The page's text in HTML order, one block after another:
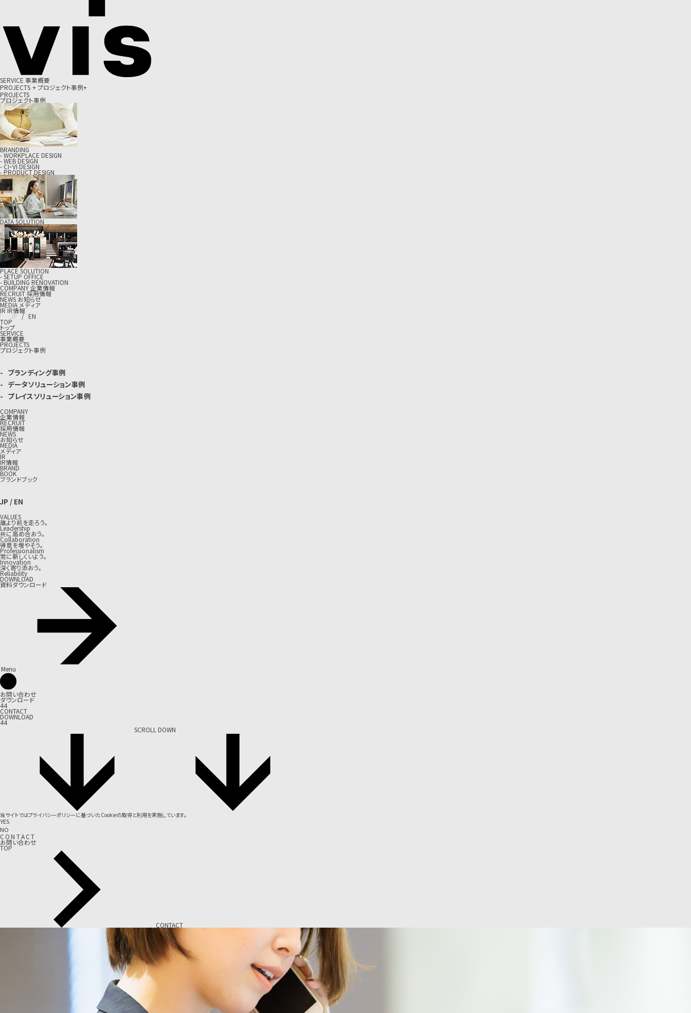
SERVICE 事業概要
PROJECTS +プロジェクト事例+
PROJECTS
プロジェクト事例
BRANDING
- WORKPLACE DESIGN
- WEB DESIGN
- CI・VI DESIGN
- PRODUCT DESIGN
DATA SOLUTION
PLACE SOLUTION
- SETUP OFFICE
- BUILDING RENOVATION
COMPANY企業情報
RECRUIT採用情報
NEWSお知らせ
MEDIAメディア
IRIR情報
JP / EN
TOP
トップ
SERVICE
事業概要
PROJECTS
プロジェクト事例
ブランディング事例
データソリューション事例
プレイスソリューション事例
COMPANY
企業情報
RECRUIT
採用情報
NEWS
お知らせ
MEDIA
メディア
IR
IR情報
BRAND
BOOK
ブランドブック
JP / EN
VALUES
誰より前を走ろう。
Leadership
共に高め合おう。
Collaboration
得意を増やそう。
Professionalism
常に新しくいよう。
Innovation
深く寄り添おう。
Reliability
DOWNLOAD
資料ダウンロード
Menu
お問い合わせ
ダウンロード
44
CONTACT
DOWNLOAD
44
SCROLL DOWN
当サイトではプライバシーポリシーに基づいたCookieの取得と利用を実施しています。
YES
NO
C ON TACT
お問い合わせ
TOP
CONTACT